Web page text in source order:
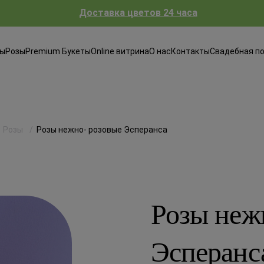
Доставка цветов 24 часа
РозыPremium БукетыOnline витринаО насКонтактыСвадебная
Розы Розы нежно- розовые Эсперанса
Розы